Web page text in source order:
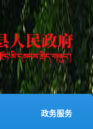
政务服务